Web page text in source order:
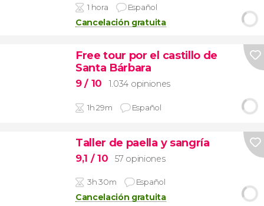
1 hora Español
Cancelación gratuita
Free tour por el castillo de
Santa Bárbara
9/ 10 1.034 opiniones
1h 29m Español
Taller de paella y sangría
9,1 / 10 57 opiniones
3h 30m Español
Cancelación gratuita